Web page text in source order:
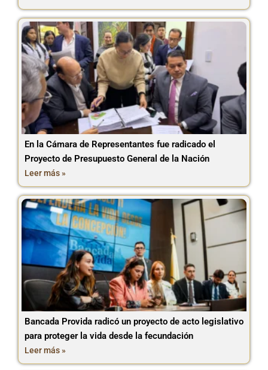
En la Cámara de Representantes fue radicado el
Proyecto de Presupuesto General de la Nación
Leer más »
Bancada Provida radicó un proyecto de acto legislativo
para proteger la vida desde la fecundación
Leer más »